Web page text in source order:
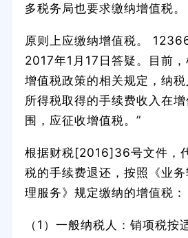
多税务局也要求缴纳增值税。
原则上应缴纳增值税。
2017年1月17日答疑。目前
增值税政策的相关规定，纳
所得税取得的手续费收入在
围，应征收增值税。”
根据财税[2016]36号文件，
税的手续费退还，按照《业
理服务》规定缴纳的增值税：
（1）一般纳税人：销项税按